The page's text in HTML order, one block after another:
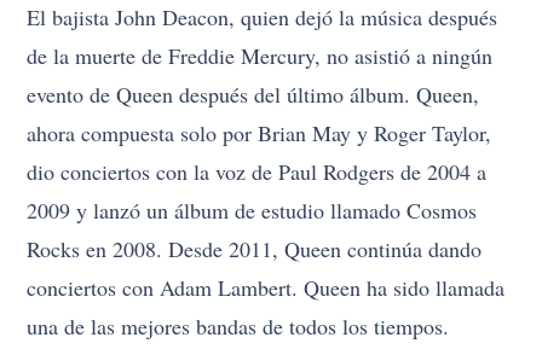
El bajista John Deacon, quien dejó la música después
de la muerte de Freddie Mercury, no asistió a ningún
evento de Queen después del último álbum. Queen,
ahora compuesta solo por Brian May y Roger Taylor,
dio conciertos con la voz de Paul Rodgers de 2004 a
2009 y lanzó un álbum de estudio llamado Cosmos
Rocks en 2008. Desde 2011, Queen continúa dando
conciertos con Adam Lambert. Queen ha sido llamada
una de las mejores bandas de todos los tiempos.